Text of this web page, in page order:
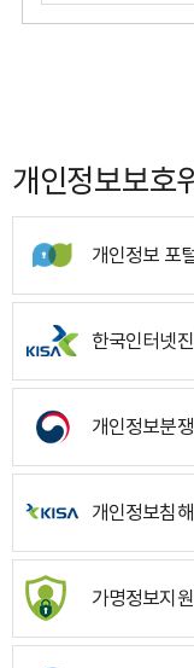
개인정보보호
개인정보 포
한국인터넷
개인정보분
개인정보침
가명정보지